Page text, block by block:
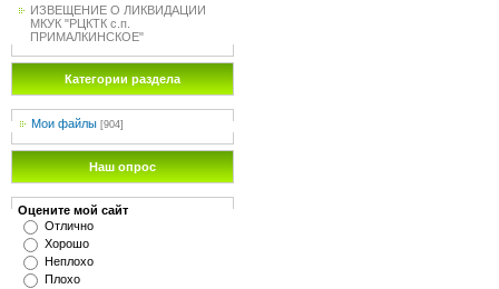
ИЗВЕЩЕНИЕ О ЛИКВИДАЦИИ
МКУК "РЦКТК с.п.
ПРИМАЛКИНСКОЕ"
Категории раздела
Мои файлы [904]
Наш опрос
Оцените мой сайт
Отлично
Хорошо
Неплохо
Плохо